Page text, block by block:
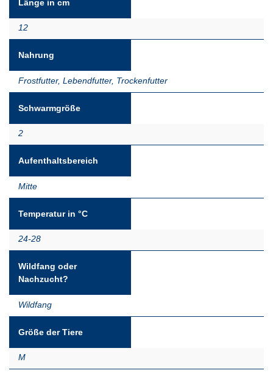
Länge in cm
12
Nahrung
Frostfutter, Lebendfutter, Trockenfutter
Schwarmgröße
2
Aufenthaltsbereich
Mitte
Temperatur in °C
24-28
Wildfang oder
Nachzucht?
Wildfang
Größe der Tiere
M